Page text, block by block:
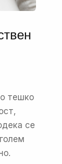
тешко
се